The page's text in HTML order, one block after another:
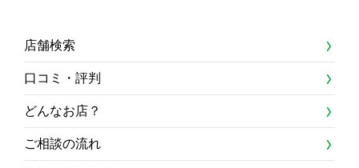
店舗検索
口コミ・評判
どんなお店？
ご相談の流れ